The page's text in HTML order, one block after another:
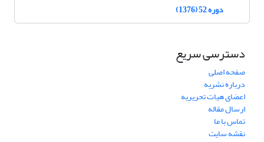
دوره 52 (1376)
دسترسی سریع
صفحه اصلی
درباره نشریه
اعضای هیات تحریریه
ارسال مقاله
تماس با ما
نقشه سایت